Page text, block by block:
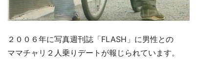
２００６年に写真週刊誌「FLASH」に男性との
ママチャリ２人乗りデートが報じられています。